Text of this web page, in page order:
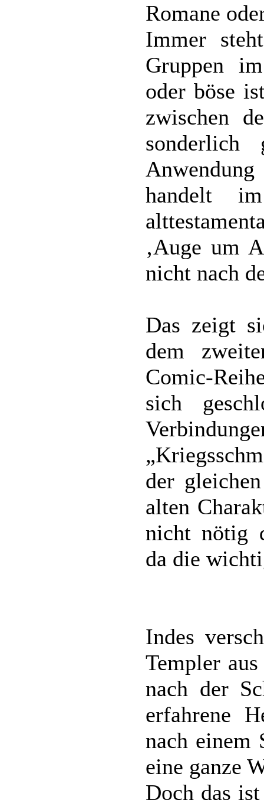
Romane
Immer
Gruppen
oder böse
zwischen
sonderlich
handelt
‚Auge um
nicht nach
Das zeigt
dem
Comic-
sich
der
alten
nicht nötig
da die
Indes
Templer
nach der
erfahrene
nach einem
eine ganze
Doch das